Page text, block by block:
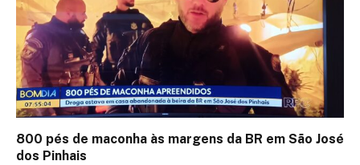
800 pés de maconha às margens da BR em São José
dos Pinhais